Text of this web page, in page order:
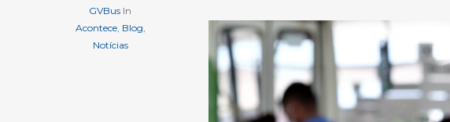
GVBus In
Acontece, Blog,
Notícias